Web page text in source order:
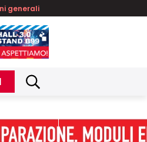
generali